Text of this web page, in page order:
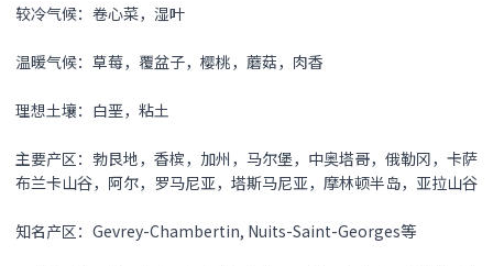
较冷气候：卷心菜，湿叶
温暖气候：草莓，覆盆子，樱桃，蘑菇，肉香
理想土壤：白垩，粘土
主要产区：勃艮地，香槟，加州，马尔堡，中奥塔哥，俄勒冈，卡萨
布兰卡山谷，阿尔，罗马尼亚，塔斯马尼亚，摩林顿半岛，亚拉山谷
知名产区：Gevrey-Chambertin, Nuits-Saint-Georges等